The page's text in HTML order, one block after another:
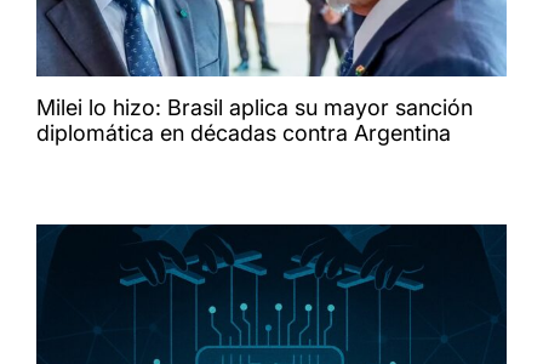
Milei lo hizo: Brasil aplica su mayor sanción
diplomática en décadas contra Argentina